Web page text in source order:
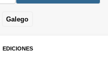
Galego
EDICIONES